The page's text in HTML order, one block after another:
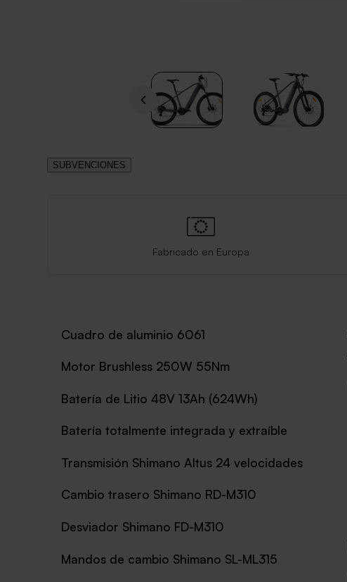
SUBVENCIONES
Fabricado en Europa
Cuadro de aluminio 6061
Motor Brushless 250W 55Nm
Batería de Litio 48V 13Ah (624Wh)
Batería totalmente integrada y extraíble
Transmisión Shimano Altus 24 velocidades
Cambio trasero Shimano RD-M310
Desviador Shimano FD-M310
Mandos de cambio Shimano SL-ML315